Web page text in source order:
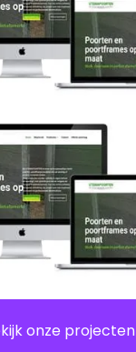
onze projecten